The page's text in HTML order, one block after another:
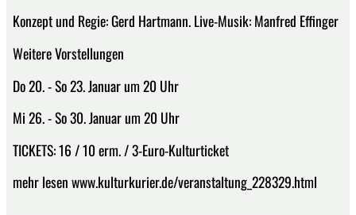
Konzept und Regie: Gerd Hartmann. Live-Musik: Manfred Effinger
Weitere Vorstellungen
Do 20. - So 23. Januar um 20 Uhr
Mi 26. - So 30. Januar um 20 Uhr
TICKETS: 16 / 10 erm. / 3-Euro-Kulturticket
mehr lesen www.kulturkurier.de/veranstaltung_228329.html